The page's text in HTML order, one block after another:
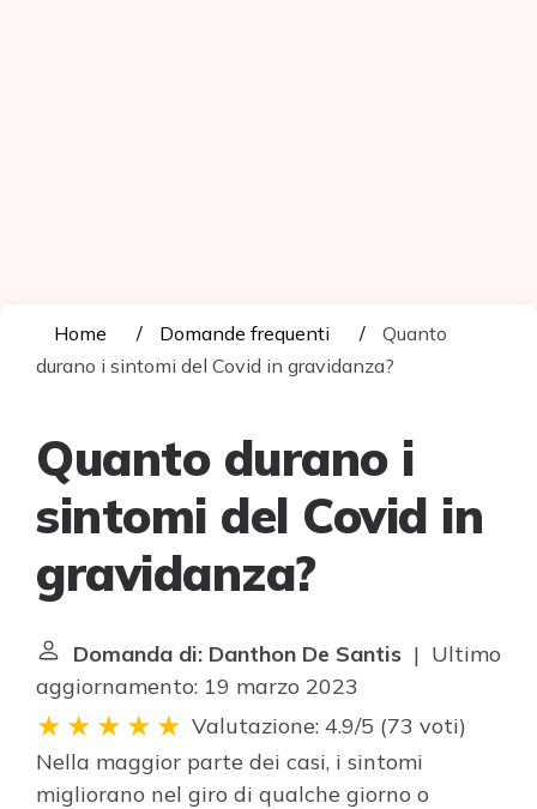
Home Domande frequenti
Quanto
durano i sintomi del Covid in gravidanza?
Quanto durano i
sintomi del Covid in
gravidanza?
Domanda di: Danthon De Santis | Ultimo
aggiornamento: 19 marzo 2023
Valutazione: 4.9/5 (73 voti)
Nella maggior parte dei casi, i sintomi
migliorano nel giro di qualche giorno o